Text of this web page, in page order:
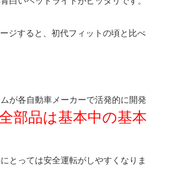
ジすると、初代フィットの頃と比べ
が各自動車メーカーで活発的に開発
部品は基本中の基本
とっては安全運転がしやすくなりま